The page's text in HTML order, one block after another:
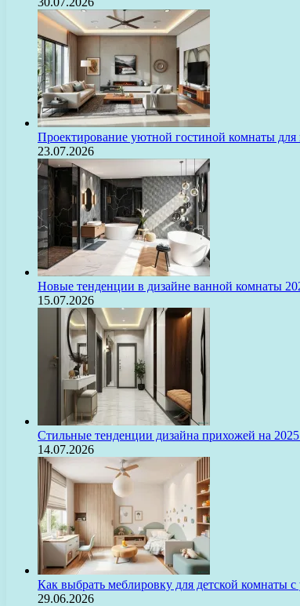
Проектирование уютной гостиной комнаты
23.07.2026
Новые тенденции в дизайне ванной комнаты
15.07.2026
Стильные тенденции дизайна прихожей на
14.07.2026
Как выбрать меблировку для детской комнаты
29.06.2026